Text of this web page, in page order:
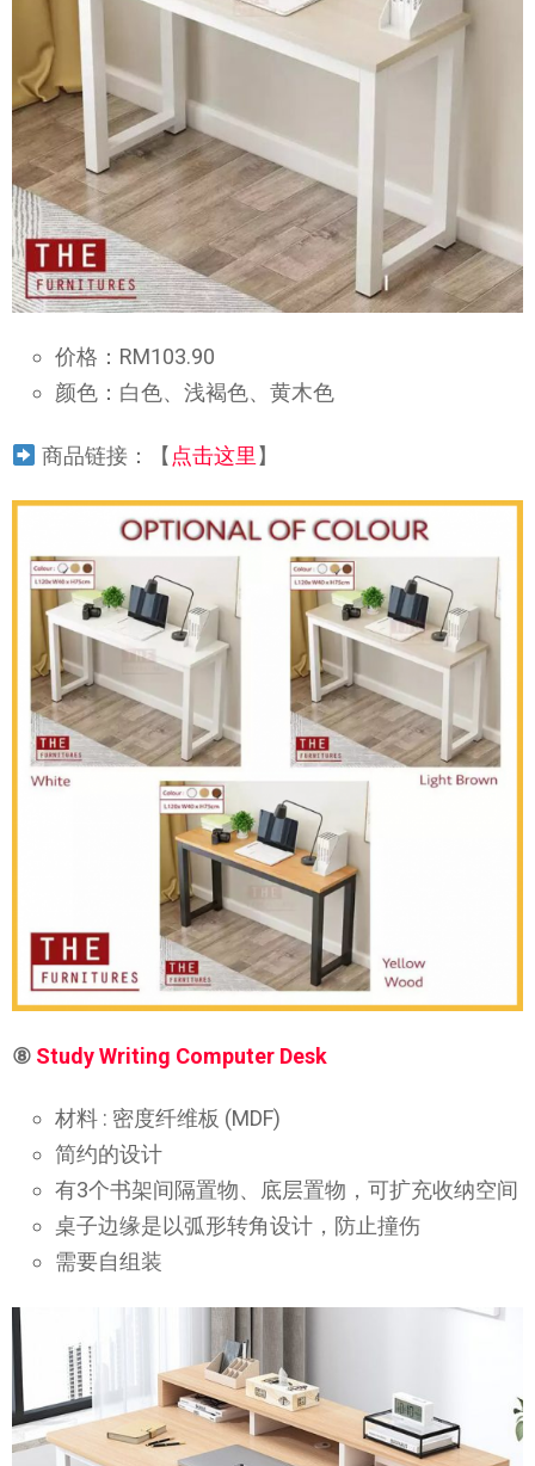
价格：RM103.90
颜色：白色、浅褐色、黄木色
商品链接：【点击这里】
⑧ Study Writing Computer Desk
材料 : 密度纤维板 (MDF)
简约的设计
有3个书架间隔置物、底层置物，可扩充收纳空间
桌子边缘是以弧形转角设计，防止撞伤
需要自组装